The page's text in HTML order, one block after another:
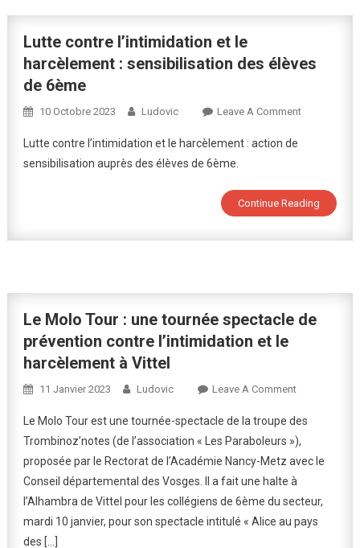
Lutte contre l’intimidation et le
harcèlement : sensibilisation des élèves
de 6ème
10 Octobre 2023 Ludovic Leave A CommentOn
Le
De
Lutte contre l’intimidation et le harcèlement : action de
sensibilisation auprès des élèves de 6ème.
Continue Reading
Le Molo Tour : une tournée spectacle de
prévention contre l’intimidation et le
harcèlement à Vittel
11 Janvier 2023 Ludovic Leave A CommentOn
Molo
Tour
:
Une
Tournée
Spectacle
Le Molo Tour est une tournée-spectacle de la troupe des
Trombinoz’notes (de l’association « Les Paraboleurs »),
proposée par le Rectorat de l’Académie Nancy-Metz avec le
Conseil départemental des Vosges. Il a fait une halte à
l’Alhambra de Vittel pour les collégiens de 6ème du secteur,
mardi 10 janvier, pour son spectacle intitulé « Alice au pays
des […]